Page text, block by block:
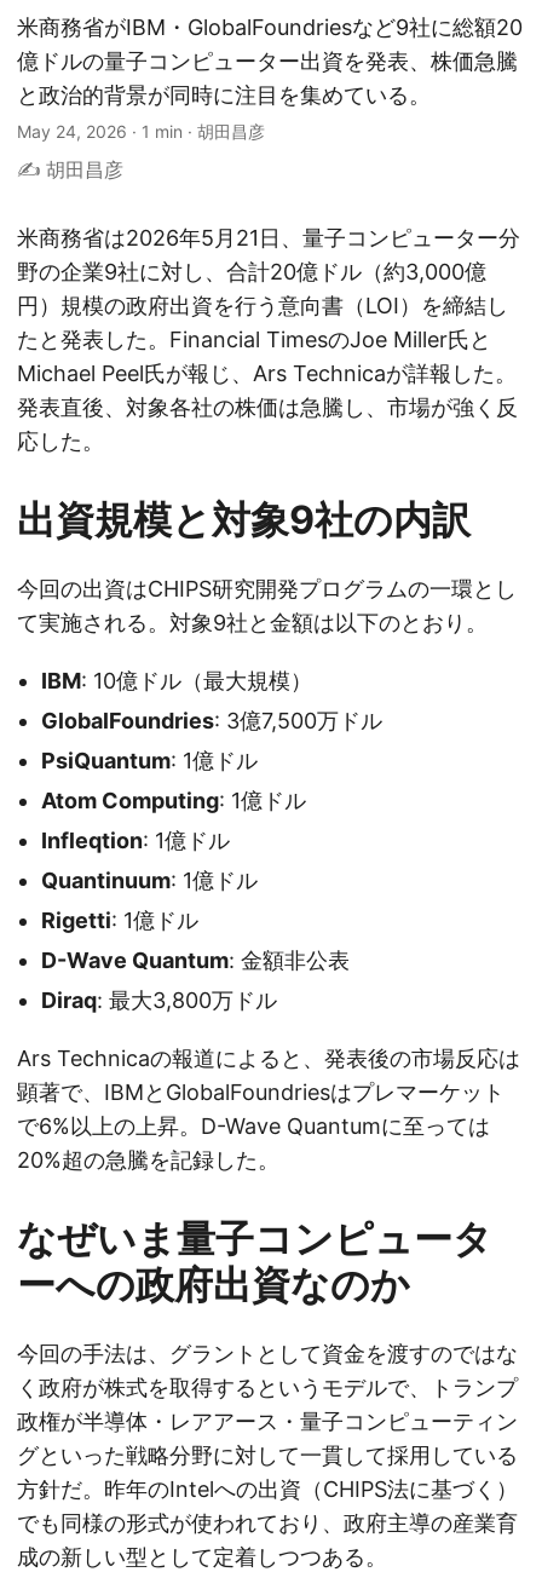
米商務省がIBM・GlobalFoundriesなど9社に総額20
億ドルの量子コンピューター出資を発表、株価急騰
と政治的背景が同時に注目を集めている。
May 24, 2026 · 1 min · 胡田昌彦
✍️ 胡田昌彦
米商務省は2026年5月21日、量子コンピューター分
野の企業9社に対し、合計20億ドル（約3,000億
円）規模の政府出資を行う意向書（LOI）を締結し
たと発表した。Financial TimesのJoe Miller氏と
Michael Peel氏が報じ、Ars Technicaが詳報した。
発表直後、対象各社の株価は急騰し、市場が強く反
応した。
出資規模と対象9社の内訳
今回の出資はCHIPS研究開発プログラムの一環とし
て実施される。対象9社と金額は以下のとおり。
IBM: 10億ドル（最大規模）
GlobalFoundries: 3億7,500万ドル
PsiQuantum: 1億ドル
Atom Computing: 1億ドル
Infleqtion: 1億ドル
Quantinuum: 1億ドル
Rigetti: 1億ドル
D-Wave Quantum: 金額非公表
Diraq: 最大3,800万ドル
Ars Technicaの報道によると、発表後の市場反応は
顕著で、IBMとGlobalFoundriesはプレマーケット
で6%以上の上昇。D-Wave Quantumに至っては
20%超の急騰を記録した。
なぜいま量子コンピュータ
ーへの政府出資なのか
今回の手法は、グラントとして資金を渡すのではな
く政府が株式を取得するというモデルで、トランプ
政権が半導体・レアアース・量子コンピューティン
グといった戦略分野に対して一貫して採用している
方針だ。昨年のIntelへの出資（CHIPS法に基づく）
でも同様の形式が使われており、政府主導の産業育
成の新しい型として定着しつつある。